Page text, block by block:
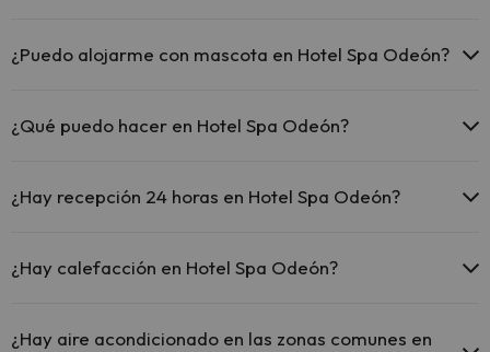
El Hotel Spa Odeón ofrece Wi-Fi gratuito en zonas comunes.
¿Puedo alojarme con mascota en Hotel Spa Odeón?
¿Qué puedo hacer en Hotel Spa Odeón?
pueden ser de pago).
¿Hay recepción 24 horas en Hotel Spa Odeón?
¿Hay calefacción en Hotel Spa Odeón?
¿Hay aire acondicionado en las zonas comunes en